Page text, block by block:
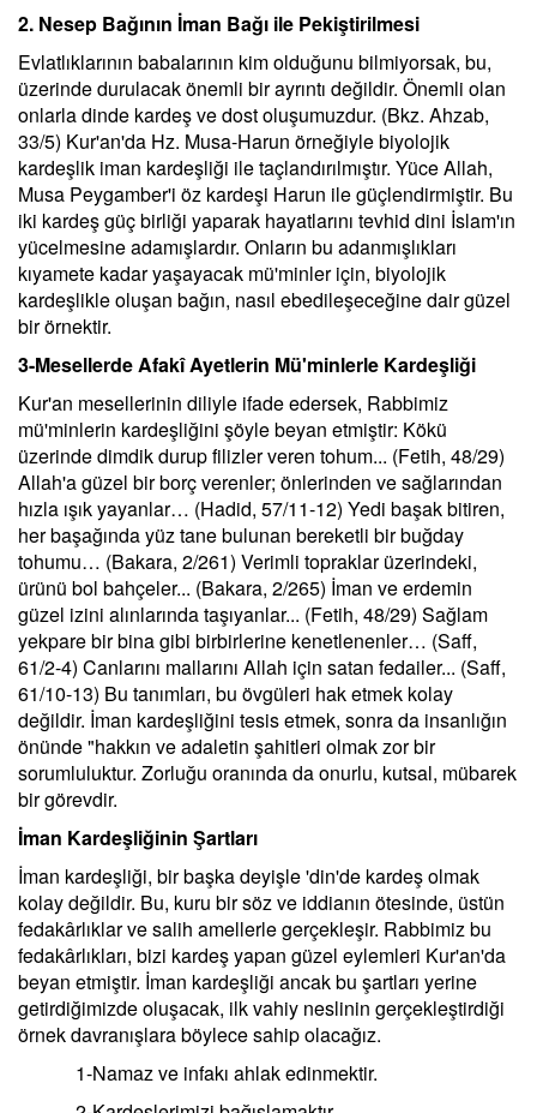
2. Nesep Bağının İman Bağı ile Pekiştirilmesi
Evlatlıklarının babalarının kim olduğunu bilmiyorsak, bu,
üzerinde durulacak önemli bir ayrıntı değildir. Önemli olan
onlarla dinde kardeş ve dost oluşumuzdur. (Bkz. Ahzab,
33/5) Kur'an'da Hz. Musa-Harun örneğiyle biyolojik
kardeşlik iman kardeşliği ile taçlandırılmıştır. Yüce Allah,
Musa Peygamber'i öz kardeşi Harun ile güçlendirmiştir. Bu
iki kardeş güç birliği yaparak hayatlarını tevhid dini İslam'ın
yücelmesine adamışlardır. Onların bu adanmışlıkları
kıyamete kadar yaşayacak mü'minler için, biyolojik
kardeşlikle oluşan bağın, nasıl ebedileşeceğine dair güzel
bir örnektir.
3-Mesellerde Afakî Ayetlerin Mü'minlerle Kardeşliği
Kur'an mesellerinin diliyle ifade edersek, Rabbimiz
mü'minlerin kardeşliğini şöyle beyan etmiştir: Kökü
üzerinde dimdik durup filizler veren tohum... (Fetih, 48/29)
Allah'a güzel bir borç verenler; önlerinden ve sağlarından
hızla ışık yayanlar… (Hadid, 57/11-12) Yedi başak bitiren,
her başağında yüz tane bulunan bereketli bir buğday
tohumu… (Bakara, 2/261) Verimli topraklar üzerindeki,
ürünü bol bahçeler... (Bakara, 2/265) İman ve erdemin
güzel izini alınlarında taşıyanlar... (Fetih, 48/29) Sağlam
yekpare bir bina gibi birbirlerine kenetlenenler… (Saff,
61/2-4) Canlarını mallarını Allah için satan fedailer... (Saff,
61/10-13) Bu tanımları, bu övgüleri hak etmek kolay
değildir. İman kardeşliğini tesis etmek, sonra da insanlığın
önünde "hakkın ve adaletin şahitleri olmak zor bir
sorumluluktur. Zorluğu oranında da onurlu, kutsal, mübarek
bir görevdir.
İman Kardeşliğinin Şartları
İman kardeşliği, bir başka deyişle 'din'de kardeş olmak
kolay değildir. Bu, kuru bir söz ve iddianın ötesinde, üstün
fedakârlıklar ve salih amellerle gerçekleşir. Rabbimiz bu
fedakârlıkları, bizi kardeş yapan güzel eylemleri Kur'an'da
beyan etmiştir. İman kardeşliği ancak bu şartları yerine
getirdiğimizde oluşacak, ilk vahiy neslinin gerçekleştirdiği
örnek davranışlara böylece sahip olacağız.
1-Namaz ve infakı ahlak edinmektir.